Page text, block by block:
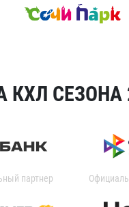
СЕЗОНА
партнер